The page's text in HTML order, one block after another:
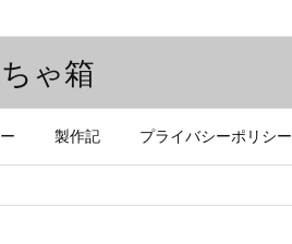
ゃ箱
製作記 プライバシーポリシー